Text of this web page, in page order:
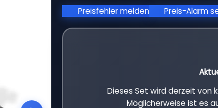
Preisfehler melden Preis-Alarm
Dieses Set wird derzeit von
Möglicherweise ist es